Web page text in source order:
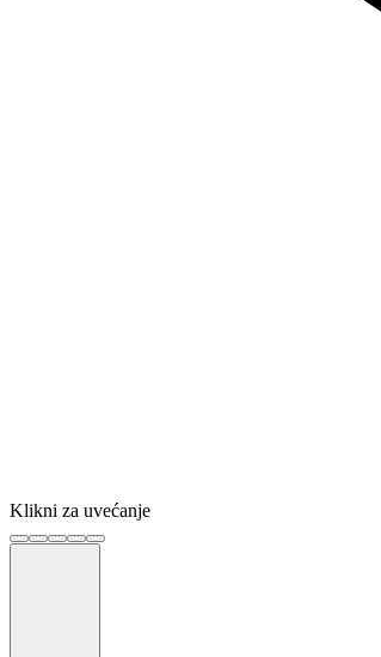
Klikni za uvećanje